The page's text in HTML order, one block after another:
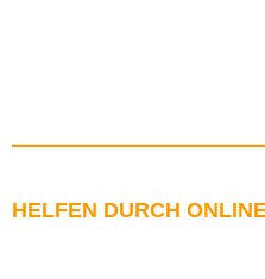
HELFEN DURCH